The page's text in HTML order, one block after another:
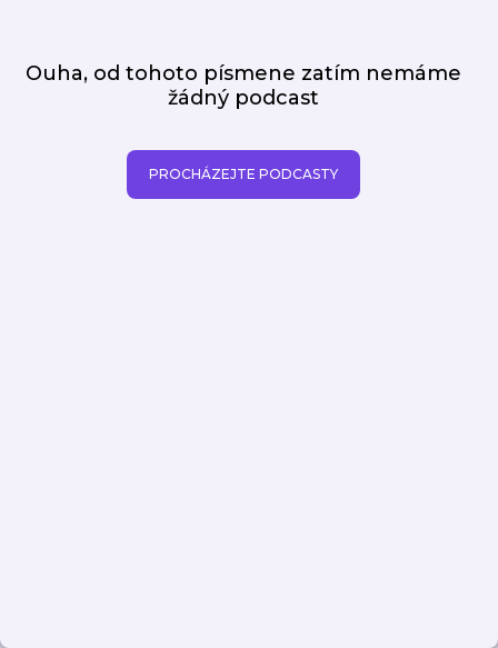
Ouha, od tohoto písmene zatím nemáme
žádný podcast
PROCHÁZEJTE PODCASTY